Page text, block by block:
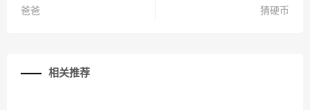
爸爸
猜硬币
相关推荐